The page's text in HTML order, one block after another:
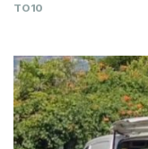
TO10